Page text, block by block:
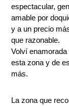
espectacular,
amable por
y a un precio
que razonable.
Volví enamorada
esta zona y de
más.
La zona que